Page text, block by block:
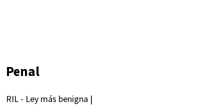
Penal
RIL - Ley más benigna |